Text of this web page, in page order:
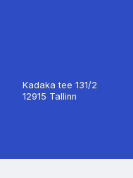
Kadaka tee 131/2
12915 Tallinn